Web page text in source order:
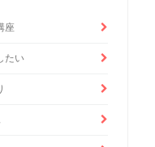
座
たい